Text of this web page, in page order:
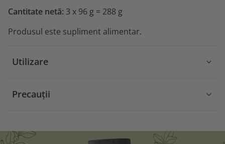
Cantitate netă: 3 x 96 g = 288 g
Produsul este supliment alimentar.
Utilizare
Precauții